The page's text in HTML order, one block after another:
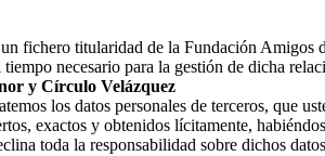
fichero titularidad de la Fundación
necesario para la gestión de dicha
y Círculo Velázquez
los datos personales de terceros, que
exactos y obtenidos lícitamente,
toda la responsabilidad sobre dichos